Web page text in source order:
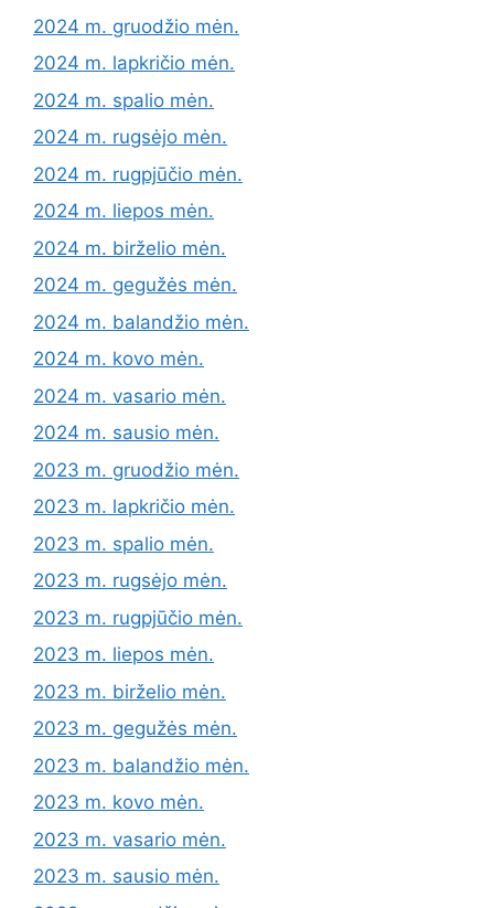
2024 m. gruodžio mėn.
2024 m. lapkričio mėn.
2024 m. spalio mėn.
2024 m. rugsėjo mėn.
2024 m. rugpjūčio mėn.
2024 m. liepos mėn.
2024 m. birželio mėn.
2024 m. gegužės mėn.
2024 m. balandžio mėn.
2024 m. kovo mėn.
2024 m. vasario mėn.
2024 m. sausio mėn.
2023 m. gruodžio mėn.
2023 m. lapkričio mėn.
2023 m. spalio mėn.
2023 m. rugsėjo mėn.
2023 m. rugpjūčio mėn.
2023 m. liepos mėn.
2023 m. birželio mėn.
2023 m. gegužės mėn.
2023 m. balandžio mėn.
2023 m. kovo mėn.
2023 m. vasario mėn.
2023 m. sausio mėn.